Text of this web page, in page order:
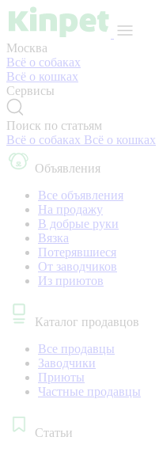
Москва
Всё о собаках
Всё о кошках
Сервисы
Поиск по статьям
Всё о собаках Всё о кошках
Объявления
Все объявления
На продажу
В добрые руки
Вязка
Потерявшиеся
От заводчиков
Из приютов
Каталог продавцов
Все продавцы
Заводчики
Приюты
Частные продавцы
Статьи